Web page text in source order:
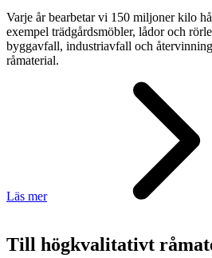
Varje år bearbetar vi 150 miljoner kilo
exempel trädgårdsmöbler, lådor och
byggavfall, industriavfall och
råmaterial.
Läs mer
Till högkvalitativt